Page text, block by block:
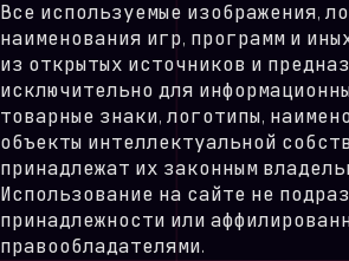
Все используемые изображения,
наименования игр, программ и
из открытых источников и
исключительно для
товарные знаки, логотипы,
объекты интеллектуальной
принадлежат их законным
Использование на сайте не
принадлежности или
правообладателями.